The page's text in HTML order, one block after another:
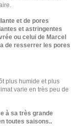
et de pores
et astringentes
ou celui de Marcel
de resserrer les pores
plus humide et plus
varie en très peu de
à sa très grande
toutes saisons..